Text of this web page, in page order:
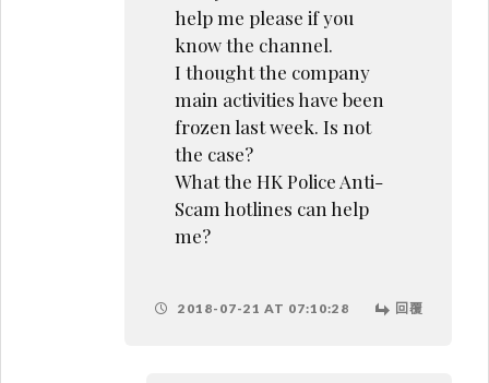
help me please if you
know the channel.
I thought the company
main activities have been
frozen last week. Is not
the case?
What the HK Police Anti-
Scam hotlines can help
me?
2018-07-21 AT 07:10:28 回覆